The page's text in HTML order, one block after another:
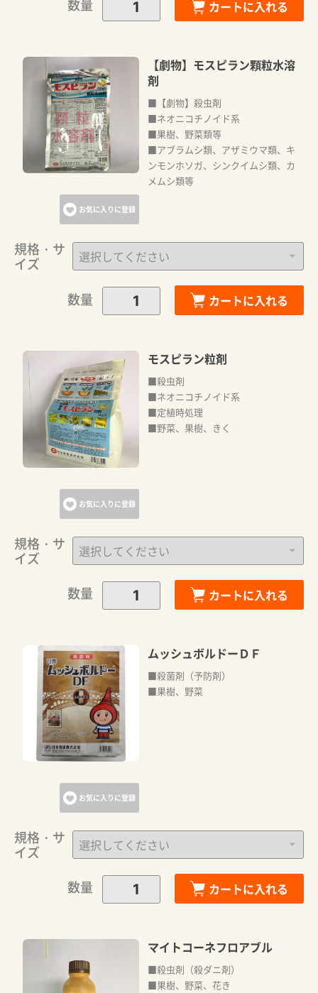
数量
カートに入れる
お気に入りに登録
【劇物】モスピラン顆粒水溶
剤
■【劇物】殺虫剤
■ネオニコチノイド系
■果樹、野菜類等
■アブラムシ類、アザミウマ類、キ
ンモンホソガ、シンクイムシ類、カ
メムシ類等
規格・サ
イズ
数量
カートに入れる
お気に入りに登録
モスピラン粒剤
■殺虫剤
■ネオニコチノイド系
■定植時処理
■野菜、果樹、きく
規格・サ
イズ
数量
カートに入れる
お気に入りに登録
ムッシュボルドーＤＦ
■殺菌剤（予防剤）
■果樹、野菜
規格・サ
イズ
数量
カートに入れる
マイトコーネフロアブル
■殺虫剤（殺ダニ剤）
■果樹、野菜、花き
カートに追加しました。